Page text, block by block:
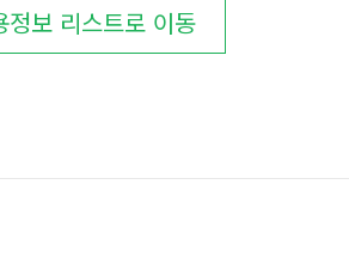
정보 리스트로 이동